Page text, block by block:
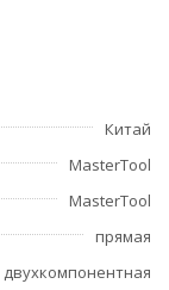
Китай
MasterTool
MasterTool
прямая
двухкомпонентная